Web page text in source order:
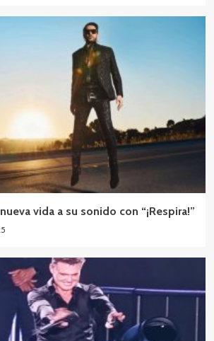
vida a su sonido con “¡Respira!”